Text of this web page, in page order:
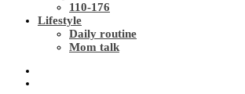
110-176
Lifestyle
Daily routine
Mom talk